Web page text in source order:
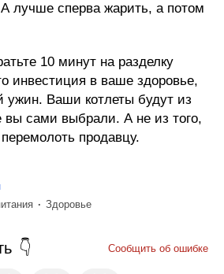
лучше сперва жарить, а потом
10 минут на разделку
инвестиция в ваше здоровье,
ужин. Ваши котлеты будут из
вы сами выбрали. А не из того,
продавцу.
Здоровье
Сообщить об ошибке